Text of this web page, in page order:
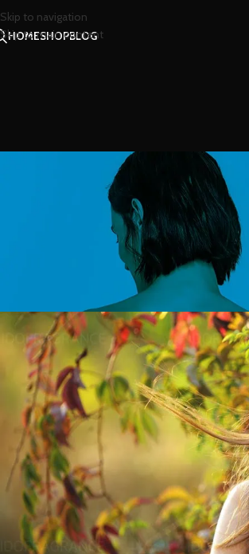
Skip to navigation
Skip to main content
HOMESHOPBLOG
กลิ่นอายคว